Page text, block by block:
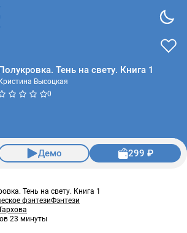
Тень на свету. Книга 1
Кристина Высоцкая
0
Демо 299 ₽
Тень на свету. Книга 1
фэнтезиФэнтези
23 минуты